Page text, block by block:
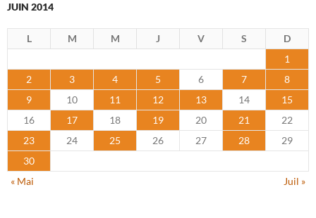
JUIN 2014
L M M J V S
D
1
2
3 4 5 6 7
8
9
10 11 12 13 14
15
16
17 18 19 20 21
22
23
24 25 26 27 28
29
30
« Mai
Juil »